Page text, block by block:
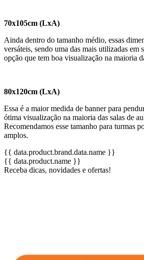
70x105cm (LxA)
Ainda dentro do tamanho médio, essas
versáteis, sendo uma das mais utilizadas em
opção que tem boa visualização na maioria
80x120cm (LxA)
Essa é a maior medida de banner para
ótima visualização na maioria das salas de
Recomendamos esse tamanho para turmas
amplos.
{{ data.product.brand.data.name }}
{{ data.product.name }}
Receba dicas, novidades e ofertas!